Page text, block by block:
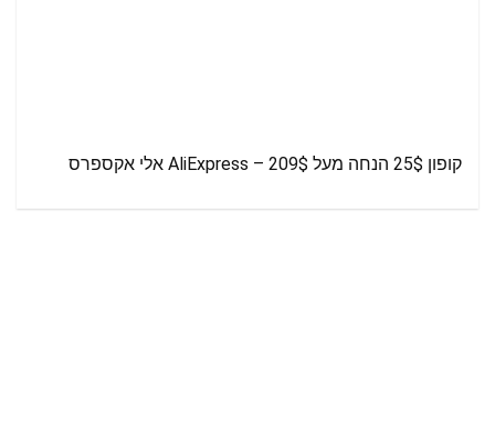
קופון 25$ הנחה מעל 209$ – AliExpress אלי אקספרס